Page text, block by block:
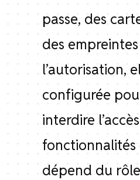
passe, des
des
l’autorisation,
configurée
interdire
fonctionnalités
dépend du